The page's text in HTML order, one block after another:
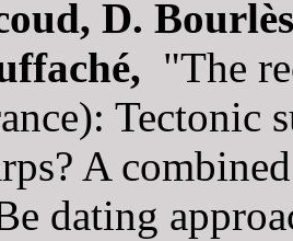
D.
"The
Tectonic
A
dating